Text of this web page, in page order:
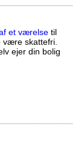
et værelsetil
skattefri.
ejer din bolig